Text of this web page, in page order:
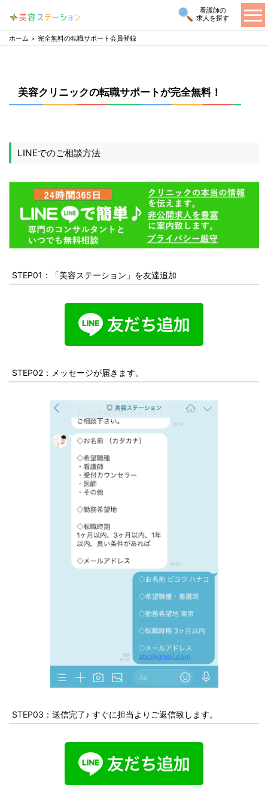
看護師の
求人を探す
ホーム 完全無料の転職サポート会員登録
美容クリニックの転職サポートが完全無料！
LINEでのご相談方法
STEP01：「美容ステーション」を友達追加
STEP02：メッセージが届きます。
STEP03：送信完了♪ すぐに担当よりご返信致します。